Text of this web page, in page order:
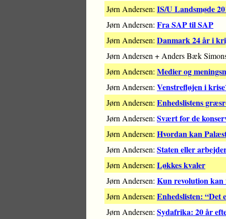
Jørn Andersen: IS/U Landsmøde
Jørn Andersen: Fra SAP til SAP
Jørn Andersen: Danmark 24 år i
Jørn Andersen + Anders Bæk
Jørn Andersen: Medier og
Jørn Andersen: Venstrefløjen i
Jørn Andersen: Enhedslistens
Jørn Andersen: Svært for de
Jørn Andersen: Hvordan kan
Jørn Andersen: Staten eller
Jørn Andersen: Løkkes kvaler
Jørn Andersen: Kun revolution
Jørn Andersen: Enhedslisten: “Det
Jørn Andersen: Sydafrika: 20 år